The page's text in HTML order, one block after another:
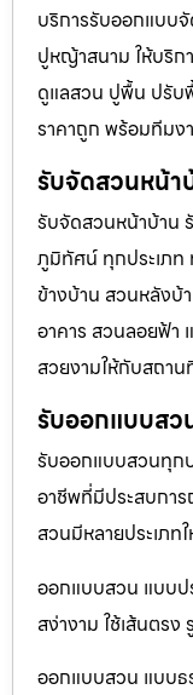
บริการรับออกแบบ
ปูหญ้าสนาม ให้บริก
ดูแลสวน ปูพื้น ปรับ
ราคาถูก พร้อมทีม
รับจัดสวนหน้า
รับจัดสวนหน้าบ้าน
ภูมิทัศน์ ทุกประเภท
ข้างบ้าน สวนหลังบ้
อาคาร สวนลอยฟ้า
สวยงามให้กับสถา
รับออกแบบสว
รับออกแบบสวนทุก
อาชีพที่มีประสบกา
สวนมีหลายประเภท
ออกแบบสวน แบบป
สง่างาม ใช้เส้นตร
ออกแบบสวน แบบ